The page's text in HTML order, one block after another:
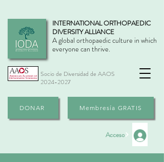
INTERNATIONAL ORTHOPAEDIC
DIVERSITY ALLIANCE
A global orthopaedic culture in which
everyone can thrive.
Socio de Diversidad de AAOS
2024-2027
DONAR Membresía GRATIS
Acceso